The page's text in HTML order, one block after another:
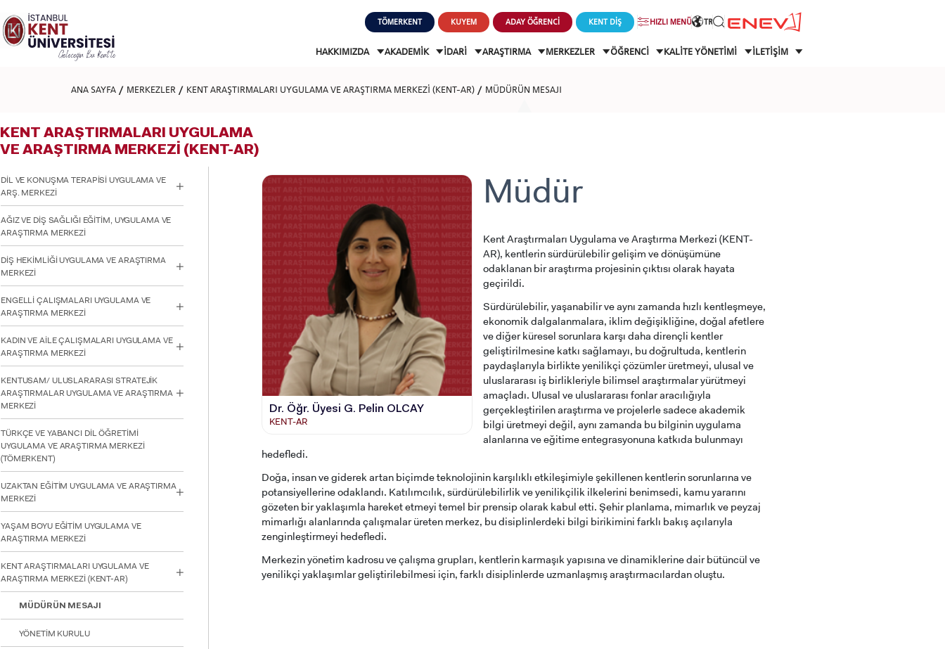
dikkat:
Bu
web
sitesini,
ekran
görme
engellilere
göre
ayarlamak
için
Control-
F11'e
basın;
Erişilebilirlik
menüsünü
açmak
Control-
F10'a
basın.
TÖMERKENT KUYEM ADAY ÖĞRENCİ KENT DİŞ HIZLI MENÜ TR
HAKKIMIZDA AKADEMİK İDARİ ARAŞTIRMA MERKEZLER ÖĞRENCİ KALİTE YÖNETİMİ İLETİŞİM
ANA SAYFA MERKEZLER KENT ARAŞTIRMALARI UYGULAMA VE ARAŞTIRMA MERKEZİ (KENT-AR) MÜDÜRÜN MESAJI
KENT ARAŞTIRMALARI UYGULAMA
VE ARAŞTIRMA MERKEZİ (KENT-AR)
DİL VE KONUŞMA TERAPİSİ UYGULAMA VE
ARŞ. MERKEZİ
AĞIZ VE DİŞ SAĞLIĞI EĞİTİM, UYGULAMA VE
ARAŞTIRMA MERKEZİ
DİŞ HEKİMLİĞİ UYGULAMA VE ARAŞTIRMA
MERKEZİ
ENGELLİ ÇALIŞMALARI UYGULAMA VE
ARAŞTIRMA MERKEZİ
KADIN VE AİLE ÇALIŞMALARI UYGULAMA VE
ARAŞTIRMA MERKEZİ
KENTUSAM/ ULUSLARARASI STRATEJİK
ARAŞTIRMALAR UYGULAMA VE ARAŞTIRMA
MERKEZİ
TÜRKÇE VE YABANCI DİL ÖĞRETİMİ
UYGULAMA VE ARAŞTIRMA MERKEZİ
(TÖMERKENT)
UZAKTAN EĞİTİM UYGULAMA VE ARAŞTIRMA
MERKEZİ
YAŞAM BOYU EĞİTİM UYGULAMA VE
ARAŞTIRMA MERKEZİ
KENT ARAŞTIRMALARI UYGULAMA VE
ARAŞTIRMA MERKEZİ (KENT-AR)
MÜDÜRÜN MESAJI
YÖNETİM KURULU
Dr. Öğr. Üyesi G. Pelin OLCAY
KENT-AR
Müdür
Kent Araştırmaları Uygulama ve Araştırma Merkezi (KENT-
AR), kentlerin sürdürülebilir gelişim ve dönüşümüne
odaklanan bir araştırma projesinin çıktısı olarak hayata
geçirildi.
Sürdürülebilir, yaşanabilir ve aynı zamanda hızlı kentleşmeye,
ekonomik dalgalanmalara, iklim değişikliğine, doğal afetlere
ve diğer küresel sorunlara karşı daha dirençli kentler
geliştirilmesine katkı sağlamayı, bu doğrultuda, kentlerin
paydaşlarıyla birlikte yenilikçi çözümler üretmeyi, ulusal ve
uluslararası iş birlikleriyle bilimsel araştırmalar yürütmeyi
amaçladı. Ulusal ve uluslararası fonlar aracılığıyla
gerçekleştirilen araştırma ve projelerle sadece akademik
bilgi üretmeyi değil, aynı zamanda bu bilginin uygulama
alanlarına ve eğitime entegrasyonuna katkıda bulunmayı
hedefledi.
Doğa, insan ve giderek artan biçimde teknolojinin karşılıklı etkileşimiyle şekillenen kentlerin sorunlarına ve
potansiyellerine odaklandı. Katılımcılık, sürdürülebilirlik ve yenilikçilik ilkelerini benimsedi, kamu yararını
gözeten bir yaklaşımla hareket etmeyi temel bir prensip olarak kabul etti. Şehir planlama, mimarlık ve peyzaj
mimarlığı alanlarında çalışmalar üreten merkez, bu disiplinlerdeki bilgi birikimini farklı bakış açılarıyla
zenginleştirmeyi hedefledi.
Merkezin yönetim kadrosu ve çalışma grupları, kentlerin karmaşık yapısına ve dinamiklerine dair bütüncül ve
yenilikçi yaklaşımlar geliştirilebilmesi için, farklı disiplinlerde uzmanlaşmış araştırmacılardan oluştu.